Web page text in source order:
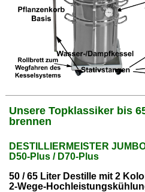
Unsere Topklassiker bis
brennen
DESTILLIERMEISTER
D50-Plus / D70-Plus
50 / 65 Liter Destille mit 2
2-Wege-